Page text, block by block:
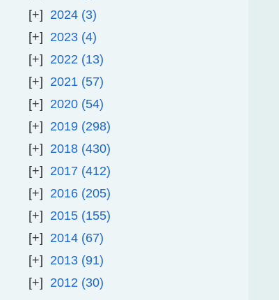
2024 3
2023 4
2022
13
2021
57
2020 54
2019 298
2018 430
2017 412
2016 205
2015 155
2014 67
2013 91
2012
30